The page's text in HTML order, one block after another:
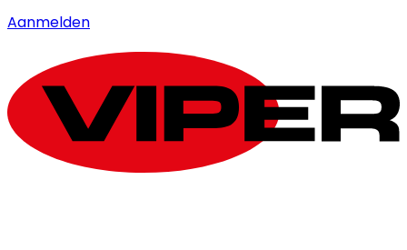
Aanmelden